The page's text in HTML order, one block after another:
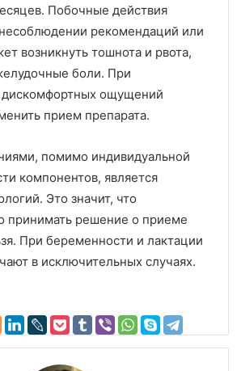
Побочные действия
рекомендаций или
возникнуть тошнота и рвота,
боли. При
дискомфортных ощущений
прием препарата.
помимо индивидуальной
компонентов, является
Это значит, что
принимать решение о приеме
При беременности и лактации
в исключительных случаях.